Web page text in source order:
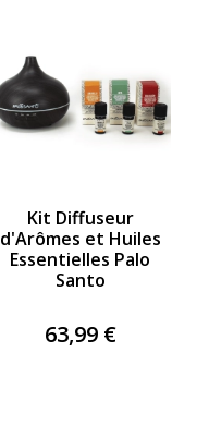
Kit Diffuseur
d'Arômes et Huiles
Essentielles Palo
Santo
63,99 €